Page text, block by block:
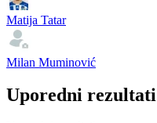
Matija Tatar
Milan Muminović
Uporedni rezultati